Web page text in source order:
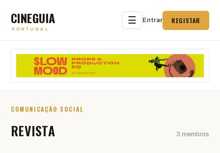
CINEGUIA
PORTUGAL
☰ Entrar REGISTAR
COMUNICAÇÃO SOCIAL
REVISTA 3 membros